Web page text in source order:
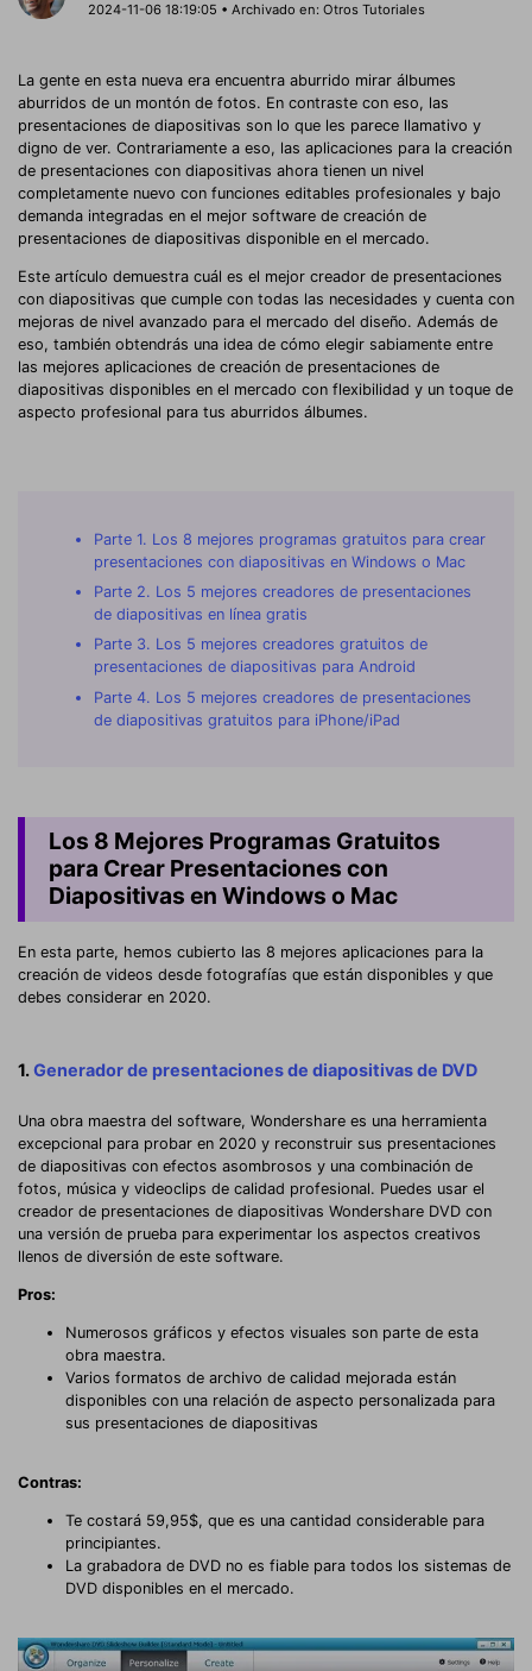
2024-11-06 18:19:05 • Archivado en:Otros Tutoriales
La gente en esta nueva era encuentra aburrido mirar álbumes
aburridos de un montón de fotos. En contraste con eso, las
presentaciones de diapositivas son lo que les parece llamativo y
digno de ver. Contrariamente a eso, las aplicaciones para la creación
de presentaciones con diapositivas ahora tienen un nivel
completamente nuevo con funciones editables profesionales y bajo
demanda integradas en el mejor software de creación de
presentaciones de diapositivas disponible en el mercado.
Este artículo demuestra cuál es el mejor creador de presentaciones
con diapositivas que cumple con todas las necesidades y cuenta con
mejoras de nivel avanzado para el mercado del diseño. Además de
eso, también obtendrás una idea de cómo elegir sabiamente entre
las mejores aplicaciones de creación de presentaciones de
diapositivas disponibles en el mercado con flexibilidad y un toque de
aspecto profesional para tus aburridos álbumes.
Parte 1. Los 8 mejores programas gratuitos para crear
presentaciones con diapositivas en Windows o Mac
Parte 2. Los 5 mejores creadores de presentaciones
de diapositivas en línea gratis
Parte 3. Los 5 mejores creadores gratuitos de
presentaciones de diapositivas para Android
Parte 4. Los 5 mejores creadores de presentaciones
de diapositivas gratuitos para iPhone/iPad
Los 8 Mejores Programas Gratuitos
para Crear Presentaciones con
Diapositivas en Windows o Mac
En esta parte, hemos cubierto las 8 mejores aplicaciones para la
creación de videos desde fotografías que están disponibles y que
debes considerar en 2020.
1.Generador de presentaciones de diapositivas de DVD
Una obra maestra del software, Wondershare es una herramienta
excepcional para probar en 2020 y reconstruir sus presentaciones
de diapositivas con efectos asombrosos y una combinación de
fotos, música y videoclips de calidad profesional. Puedes usar el
creador de presentaciones de diapositivas Wondershare DVD con
una versión de prueba para experimentar los aspectos creativos
llenos de diversión de este software.
Pros:
Numerosos gráficos y efectos visuales son parte de esta
obra maestra.
Varios formatos de archivo de calidad mejorada están
disponibles con una relación de aspecto personalizada para
sus presentaciones de diapositivas
Contras:
Te costará 59,95$, que es una cantidad considerable para
principiantes.
La grabadora de DVD no es fiable para todos los sistemas de
DVD disponibles en el mercado.